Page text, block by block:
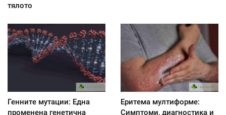
тялото
Генните мутации: Една
променена генетична
Еритема мултиформе:
Симптоми, диагностика и